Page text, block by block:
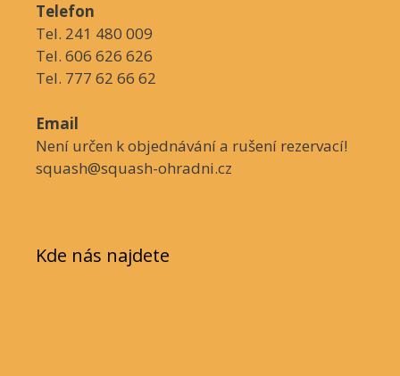
Telefon
Tel. 241 480 009
Tel. 606 626 626
Tel. 777 62 66 62
Email
Není určen k objednávání a rušení rezervací!
squash@squash-ohradni.cz
Kde nás najdete